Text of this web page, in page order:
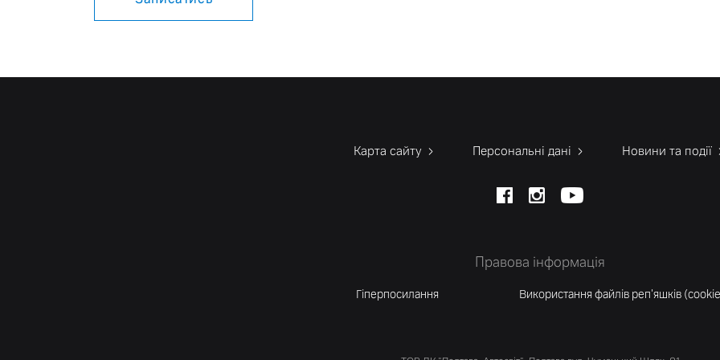
Карта сайту Персональні дані Новини та події
Правова інформація
Гіперпосилання Використання файлів реп'яшків